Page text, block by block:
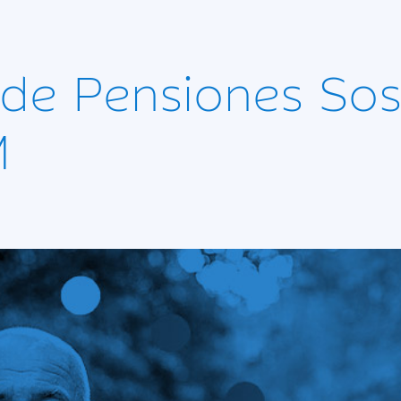
Pensiones